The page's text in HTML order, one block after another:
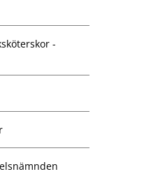
-